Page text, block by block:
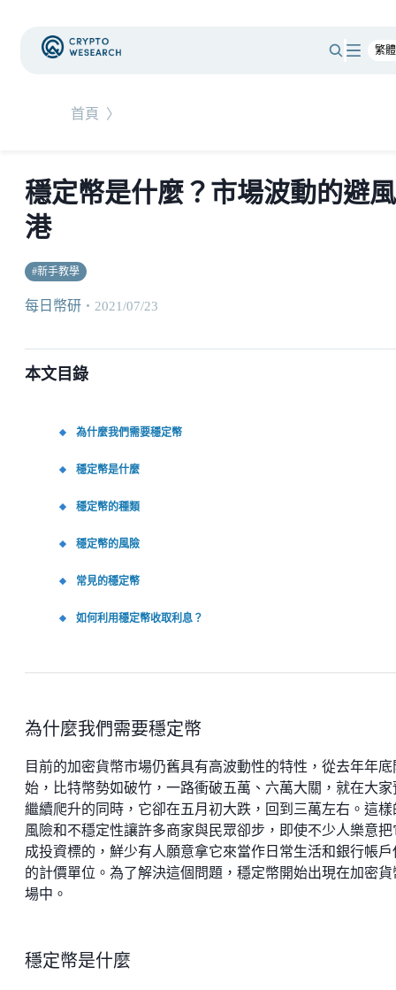
首頁 〉
穩定幣是什麼？市場波動的避風
港
#新手教學
每日幣研 ・ 2021/07/23
本文目錄
為什麼我們需要穩定幣
穩定幣是什麼
穩定幣的種類
穩定幣的風險
常見的穩定幣
如何利用穩定幣收取利息？
為什麼我們需要穩定幣
目前的加密貨幣市場仍舊具有高波動性的特性，從去年年底
始，比特幣勢如破竹，一路衝破五萬、六萬大關，就在大家
繼續爬升的同時，它卻在五月初大跌，回到三萬左右。這樣
風險和不穩定性讓許多商家與民眾卻步，即使不少人樂意把
成投資標的，鮮少有人願意拿它來當作日常生活和銀行帳戶
的計價單位。為了解決這個問題，穩定幣開始出現在加密貨
場中。
穩定幣是什麼